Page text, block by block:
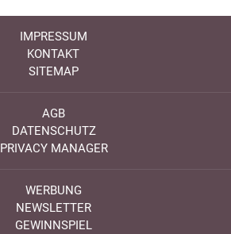
IMPRESSUM
KONTAKT
SITEMAP
AGB
DATENSCHUTZ
PRIVACY MANAGER
WERBUNG
NEWSLETTER
GEWINNSPIEL